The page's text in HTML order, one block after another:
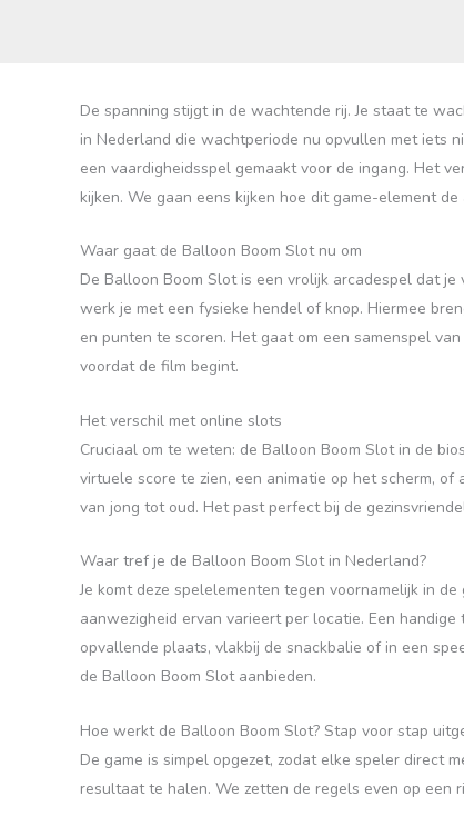
De spanning stijgt in de wachtende rij. Je staat te
in Nederland die wachtperiode nu opvullen met iets
een vaardigheidsspel gemaakt voor de ingang. Het
kijken. We gaan eens kijken hoe dit game-element
Waar gaat de Balloon Boom Slot nu om
De Balloon Boom Slot is een vrolijk arcadespel dat
werk je met een fysieke hendel of knop. Hiermee
en punten te scoren. Het gaat om een samenspel
voordat de film begint.
Het verschil met online slots
Cruciaal om te weten: de Balloon Boom Slot in de
virtuele score te zien, een animatie op het scherm,
van jong tot oud. Het past perfect bij de
Waar tref je de Balloon Boom Slot in Nederland?
Je komt deze spelelementen tegen voornamelijk in
aanwezigheid ervan varieert per locatie. Een
opvallende plaats, vlakbij de snackbalie of in een
de Balloon Boom Slot aanbieden.
Hoe werkt de Balloon Boom Slot? Stap voor stap
De game is simpel opgezet, zodat elke speler direct
resultaat te halen. We zetten de regels even op een